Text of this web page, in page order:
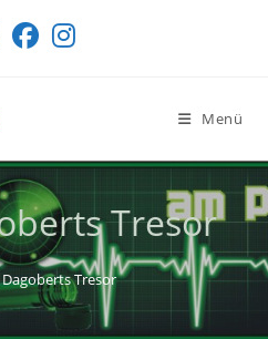
Menü
Tresor
Tresor